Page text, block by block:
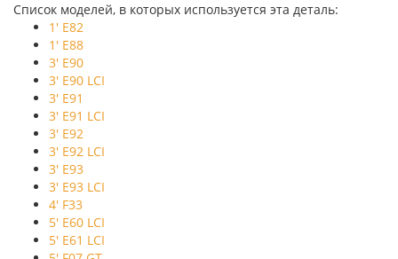
Список моделей, в которых используется эта деталь:
1' E82
1' E88
3' E90
3' E90 LCI
3' E91
3' E91 LCI
3' E92
3' E92 LCI
3' E93
3' E93 LCI
4' F33
5' E60 LCI
5' E61 LCI